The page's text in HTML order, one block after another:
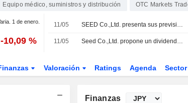
Equipo médico, suministros y distribución OTC Markets
1 de enero.
-10,09 %
11/05 SEED Co.,Ltd. presenta sus previsiones de resultados consolidados y no consolidados para el ejercicio fiscal que finaliza el 31 de marzo de 2027
11/05 Seed Co.,Ltd. propone un dividendo para el ejercicio fiscal cerrado el 31 de marzo de 2026, pagadero el 24 de junio de 2026; presenta previsiones de dividendos para el ejercicio que finalizará el 31 de marzo de 2027
Valoración Ratings Agenda Sector
Finanzas